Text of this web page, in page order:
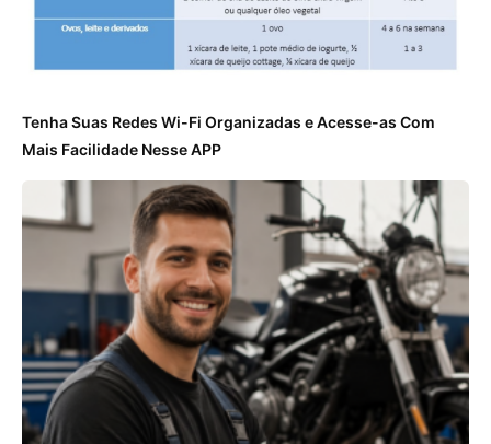
Tenha Suas Redes Wi-Fi Organizadas e Acesse-as Com
Mais Facilidade Nesse APP